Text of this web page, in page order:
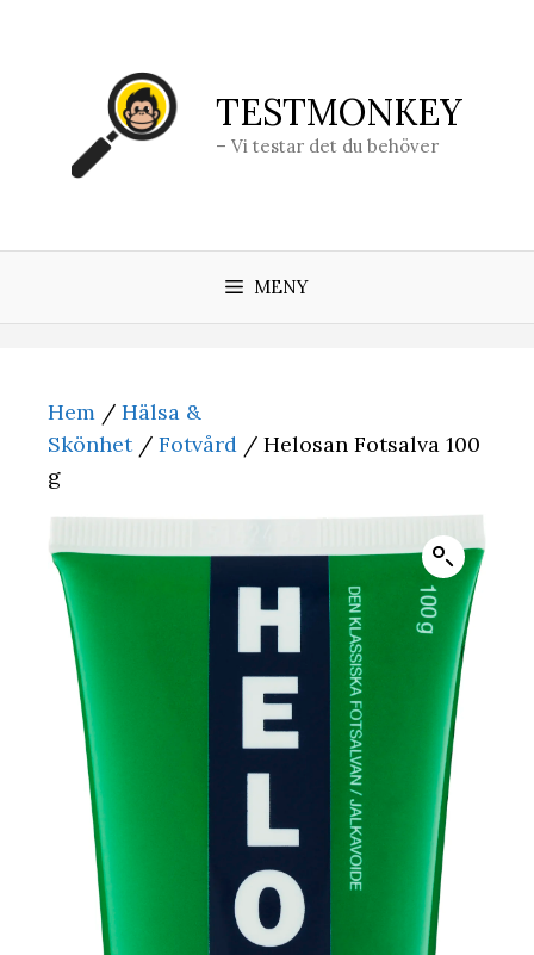
TESTMONKEY
– Vi testar det du behöver
MENY
Hem / Hälsa &
Skönhet/ Fotvård / Helosan Fotsalva 100
g